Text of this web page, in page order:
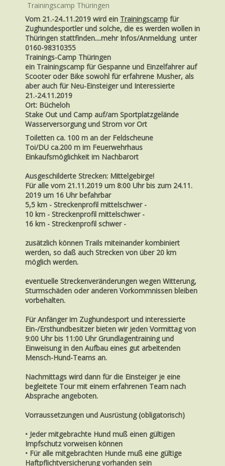
Trainingscamp Thüringen
Vom 21.-24..11.2019 wird ein Trainingscamp für
Zughundesportler und solche, die es werden wollen in
Thüringen stattfinden....mehr Infos/Anmeldung unter
0160-98310355
Trainings-Camp Thüringen
ein Trainingscamp für Gespanne und Einzelfahrer auf
Scooter oder Bike sowohl für erfahrene Musher, als
aber auch für Neu-Einsteiger und Interessierte
21.-24.11.2019
Ort: Bücheloh
Stake Out und Camp auf/am Sportplatzgelände
Wasserversorgung und Strom vor Ort
Toiletten ca. 100 m an der Feldscheune
Toi/DU ca.200 m im Feuerwehrhaus
Einkaufsmöglichkeit im Nachbarort
Ausgeschilderte Strecken: Mittelgebirge!
Für alle vom 21.11.2019 um 8:00 Uhr bis zum 24.11.
2019 um 16 Uhr befahrbar
5,5 km - Streckenprofil mittelschwer -
10 km - Streckenprofil mittelschwer -
16 km - Streckenprofil schwer -
zusätzlich können Trails miteinander kombiniert
werden, so daß auch Strecken von über 20 km
möglich werden.
eventuelle Streckenveränderungen wegen Witterung,
Sturmschäden oder anderen Vorkommnissen bleiben
vorbehalten.
Für Anfänger im Zughundesport und interessierte
Ein-/Ersthundbesitzer bieten wir jeden Vormittag von
9:00 Uhr bis 11:00 Uhr Grundlagentraining und
Einweisung in den Aufbau eines gut arbeitenden
Mensch-Hund-Teams an.
Nachmittags wird dann für die Einsteiger je eine
begleitete Tour mit einem erfahrenen Team nach
Absprache angeboten.
Vorraussetzungen und Ausrüstung (obligatorisch)
• Jeder mitgebrachte Hund muß einen gültigen
Impfschutz vorweisen können
• Für alle mitgebrachten Hunde muß eine gültige
Haftpflichtversicherung vorhanden sein